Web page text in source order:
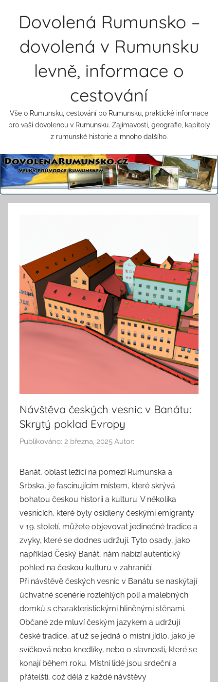
Dovolená Rumunsko –
dovolená v Rumunsku
levně, informace o
cestování
Vše o Rumunsku, cestování po Rumunsku, praktické informace
pro vaši dovolenou v Rumunsku. Zajímavosti, geografie, kapitoly
z rumunské historie a mnoho dalšího.
Návštěva českých vesnic v Banátu:
Skrytý poklad Evropy
Publikováno: 2 března, 2025 Autor:
Banát, oblast ležící na pomezí Rumunska a
Srbska, je fascinujícím místem, které skrývá
bohatou českou historii a kulturu. V několika
vesnicích, které byly osídleny českými emigranty
v 19. století, můžete objevovat jedinečné tradice a
zvyky, které se dodnes udržují. Tyto osady, jako
například Český Banát, nám nabízí autentický
pohled na českou kulturu v zahraničí.
Při návštěvě českých vesnic v Banátu se naskýtají
úchvatné scenérie rozlehlých polí a malebných
domků s charakteristickými hliněnými stěnami.
Občané zde mluví českým jazykem a udržují
české tradice, ať už se jedná o místní jídlo, jako je
svíčková nebo knedlíky, nebo o slavnosti, které se
konají během roku. Místní lidé jsou srdeční a
přátelští, což dělá z každé návštěvy